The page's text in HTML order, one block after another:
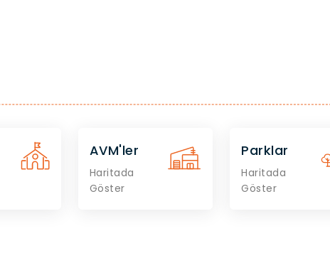
AVM'ler
Haritada
Göster
Parklar
Haritada
Göster